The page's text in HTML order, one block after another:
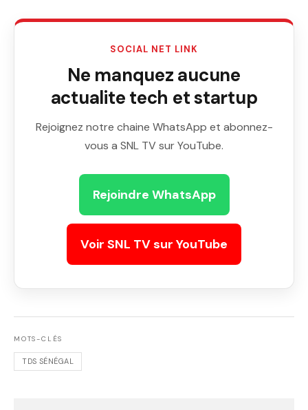
SOCIAL NET LINK
Ne manquez aucune
actualite tech et startup
Rejoignez notre chaine WhatsApp et abonnez-
vous a SNL TV sur YouTube.
Rejoindre WhatsApp
Voir SNL TV sur YouTube
MOTS-CLÉS
TDS SÉNÉGAL